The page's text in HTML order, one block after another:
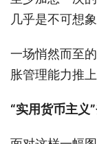
几乎是不可想象
一场悄然而至
胀管理能力推
“实用货币主义